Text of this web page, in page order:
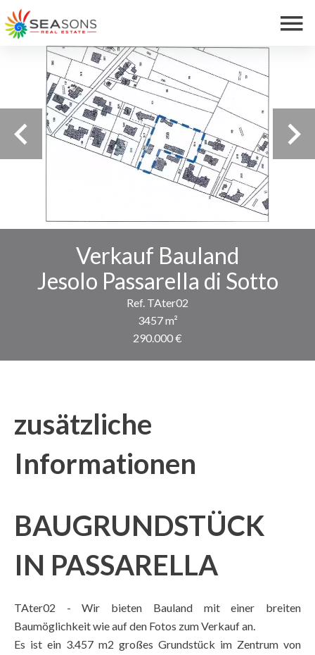
Verkauf Bauland
Jesolo Passarella di Sotto
Ref. TAter02
3457 m²
290.000 €
zusätzliche
Informationen
BAUGRUNDSTÜCK
IN PASSARELLA
TAter02 - Wir bieten Bauland mit einer breiten
Baumöglichkeit wie auf den Fotos zum Verkauf an.
Es ist ein 3.457 m2 großes Grundstück im Zentrum von